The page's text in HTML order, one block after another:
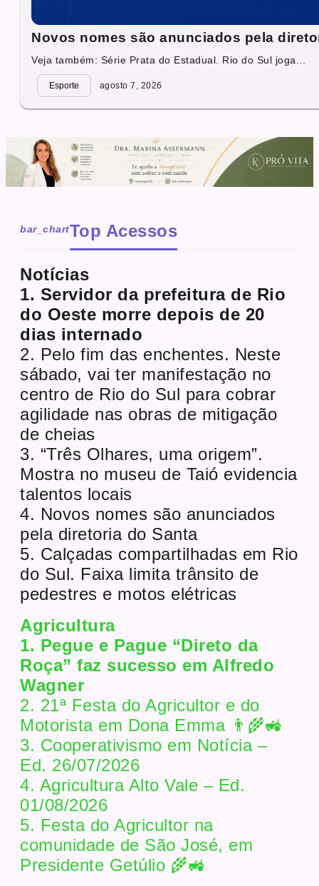
Novos nomes são anunciados pela
Veja também: Série Prata do Estadual. Rio do Sul joga...
Esporte agosto 7, 2026
bar_chartTop Acessos
Notícias
1. Servidor da prefeitura de Rio
do Oeste morre depois de 20
dias internado
2. Pelo fim das enchentes. Neste
sábado, vai ter manifestação no
centro de Rio do Sul para cobrar
agilidade nas obras de mitigação
de cheias
3. “Três Olhares, uma origem”.
Mostra no museu de Taió evidencia
talentos locais
4. Novos nomes são anunciados
pela diretoria do Santa
5. Calçadas compartilhadas em Rio
do Sul. Faixa limita trânsito de
pedestres e motos elétricas
Agricultura
1. Pegue e Pague “Direto da
Roça” faz sucesso em Alfredo
Wagner
2. 21ª Festa do Agricultor e do
Motorista em Dona Emma 👨‍🌾🚜
3. Cooperativismo em Notícia –
Ed. 26/07/2026
4. Agricultura Alto Vale – Ed.
01/08/2026
5. Festa do Agricultor na
comunidade de São José, em
Presidente Getúlio 🌾🚜